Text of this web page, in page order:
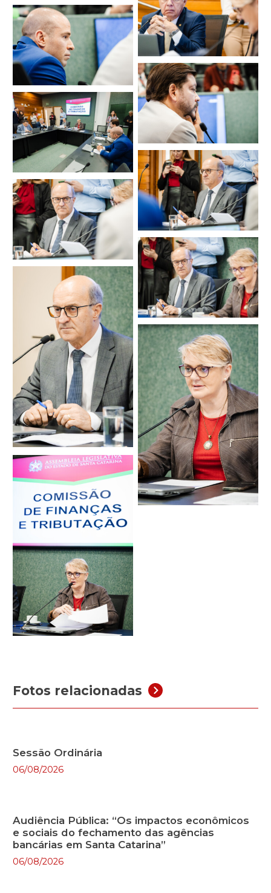
Fotos relacionadas
Sessão Ordinária
06/08/2026
Audiência Pública: “Os impactos econômicos
e sociais do fechamento das agências
bancárias em Santa Catarina”
06/08/2026